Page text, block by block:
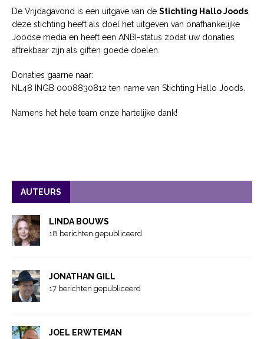
De Vrijdagavond is een uitgave van de Stichting Hallo Joods,
deze stichting heeft als doel het uitgeven van onafhankelijke
Joodse media en heeft een ANBI-status zodat uw donaties
aftrekbaar zijn als giften goede doelen.
Donaties gaarne naar:
NL48 INGB 0008830812 ten name van Stichting Hallo Joods.
Namens het hele team onze hartelijke dank!
AUTEURS
LINDA BOUWS
18 berichten gepubliceerd
JONATHAN GILL
17 berichten gepubliceerd
JOEL ERWTEMAN